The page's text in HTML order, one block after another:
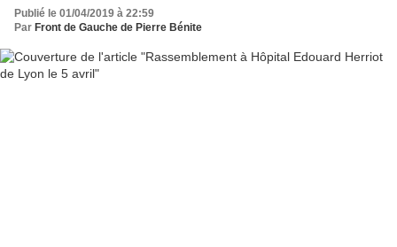
Publié le 01/04/2019 à 22:59
Par Front de Gauche de Pierre Bénite